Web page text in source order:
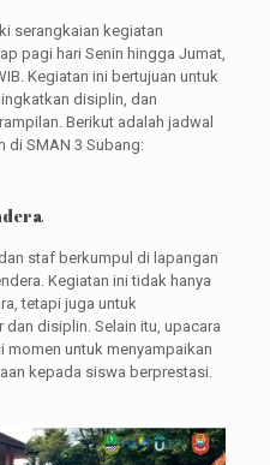
serangkaian kegiatan
pagi hari Senin hingga Jumat,
Kegiatan ini bertujuan untuk
disiplin, dan
Berikut adalah jadwal
di SMAN 3 Subang:
staf berkumpul di lapangan
Kegiatan ini tidak hanya
tetapi juga untuk
dan disiplin. Selain itu, upacara
momen untuk menyampaikan
kepada siswa berprestasi.